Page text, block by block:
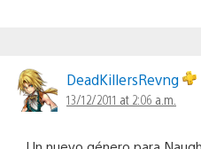
DeadKillersRevng
13/12/2011 at 2:06 a.m.